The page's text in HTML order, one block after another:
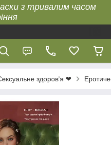
з тривалим часом
здоров'я ❤